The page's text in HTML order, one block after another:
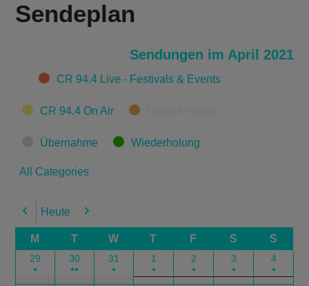
Sendeplan
Sendungen im April 2021
CategoriesCR 94.4 Live - Festivals & Events
CR 94.4 On Air
Übernahme Wiederholung
All Categories
Previous
Heute Next
M T W T F S S
29
●
30
●●
31
●
1
●
2
●
3
●
4
●